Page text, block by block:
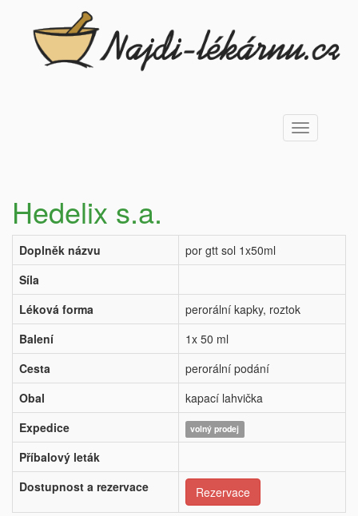
Toggle
navigation
Hedelix s.a.
Doplněk názvu
por gtt sol 1x50ml
Síla
Léková forma
perorální kapky, roztok
Balení
1x 50 ml
Cesta
perorální podání
Obal
kapací lahvička
Expedice
volný prodej
Příbalový leták
Dostupnost a rezervace
Rezervace